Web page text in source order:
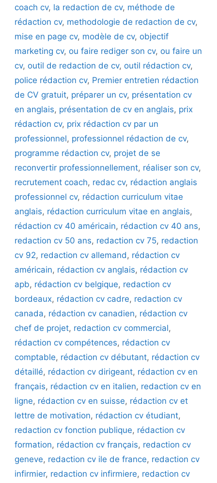
coach cv, la redaction de cv, méthode de
rédaction cv, methodologie de redaction de cv,
mise en page cv, modèle de cv, objectif
marketing cv, ou faire rediger son cv, ou faire un
cv, outil de redaction de cv, outil rédaction cv,
police rédaction cv, Premier entretien rédaction
de CV gratuit, préparer un cv, présentation cv
en anglais, présentation de cv en anglais, prix
rédaction cv, prix rédaction cv par un
professionnel, professionnel rédaction de cv,
programme rédaction cv, projet de se
reconvertir professionnellement, réaliser son cv,
recrutement coach, redac cv, rédaction anglais
professionnel cv, rédaction curriculum vitae
anglais, rédaction curriculum vitae en anglais,
rédaction cv 40 américain, rédaction cv 40 ans,
redaction cv 50 ans, redaction cv 75, redaction
cv 92, redaction cv allemand, rédaction cv
américain, rédaction cv anglais, rédaction cv
apb, rédaction cv belgique, redaction cv
bordeaux, rédaction cv cadre, redaction cv
canada, rédaction cv canadien, rédaction cv
chef de projet, redaction cv commercial,
rédaction cv compétences, rédaction cv
comptable, rédaction cv débutant, rédaction cv
détaillé, rédaction cv dirigeant, rédaction cv en
français, rédaction cv en italien, redaction cv en
ligne, rédaction cv en suisse, rédaction cv et
lettre de motivation, rédaction cv étudiant,
redaction cv fonction publique, rédaction cv
formation, rédaction cv français, redaction cv
geneve, redaction cv ile de france, redaction cv
infirmier, redaction cv infirmiere, redaction cv